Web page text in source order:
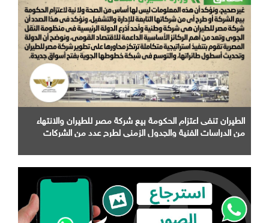
الطيران تنفى اعتزام الحكومة بيع شركة مصر للطيران والانتهاء
من الدراسات الفنية والجدول الزمني لطرح عدد من الشركات